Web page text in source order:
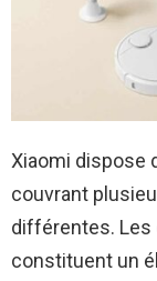
Xiaomi dispose
couvrant
différentes.
constituent un